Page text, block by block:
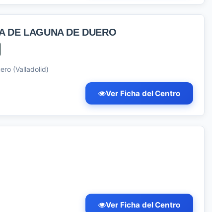
DE LAGUNA DE DUERO
(Valladolid)
Ver Ficha del Centro
Ver Ficha del Centro